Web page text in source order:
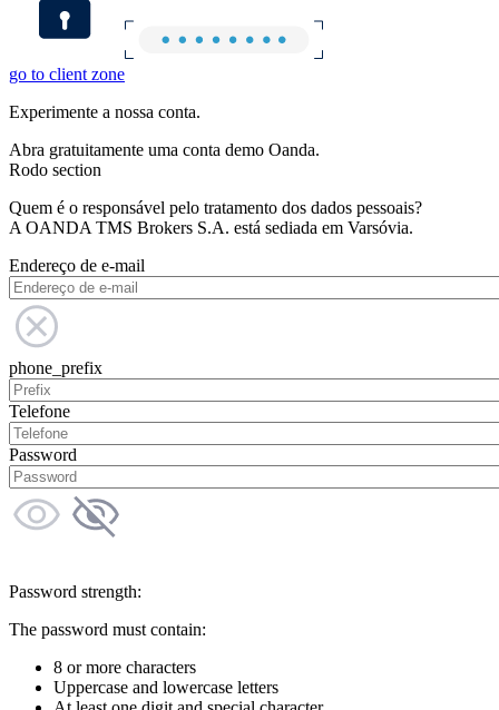
go to client zone
Experimente a nossa conta.
Abra gratuitamente uma conta demo Oanda.
Rodo section
Quem é o responsável pelo tratamento dos dados pessoais?
A OANDA TMS Brokers S.A. está sediada em Varsóvia.
Endereço de e-mail
phone_prefix
Telefone
Password
Password strength:
The password must contain:
8 or more characters
Uppercase and lowercase letters